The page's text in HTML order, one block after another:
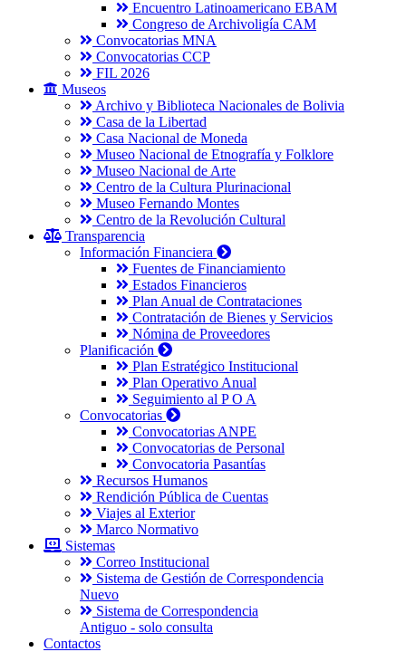
Encuentro Latinoamericano EBAM
Congreso de Archivoligía CAM
Convocatorias MNA
Convocatorias CCP
FIL 2026
Museos
Archivo y Biblioteca Nacionales de Bolivia
Casa de la Libertad
Casa Nacional de Moneda
Museo Nacional de Etnografía y Folklore
Museo Nacional de Arte
Centro de la Cultura Plurinacional
Museo Fernando Montes
Centro de la Revolución Cultural
Transparencia
Información Financiera
Fuentes de Financiamiento
Estados Financieros
Plan Anual de Contrataciones
Contratación de Bienes y Servicios
Nómina de Proveedores
Planificación
Plan Estratégico Institucional
Plan Operativo Anual
Seguimiento al P O A
Convocatorias
Convocatorias ANPE
Convocatorias de Personal
Convocatoria Pasantías
Recursos Humanos
Rendición Pública de Cuentas
Viajes al Exterior
Marco Normativo
Sistemas
Correo Institucional
Sistema de Gestión de Correspondencia
Nuevo
Sistema de Correspondencia
Antiguo - solo consulta
Contactos